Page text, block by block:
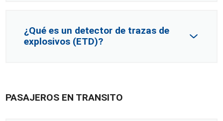
¿Qué es un detector de trazas de
explosivos (ETD)?
PASAJEROS EN TRANSITO